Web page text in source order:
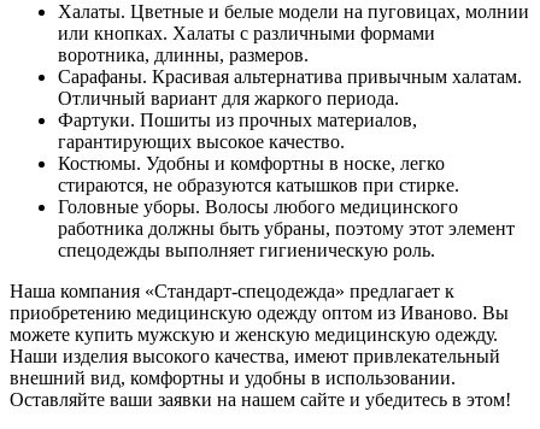
Халаты. Цветные и белые модели на пуговицах, молнии
или кнопках. Халаты с различными формами
воротника, длинны, размеров.
Сарафаны. Красивая альтернатива привычным халатам.
Отличный вариант для жаркого периода.
Фартуки. Пошиты из прочных материалов,
гарантирующих высокое качество.
Костюмы. Удобны и комфортны в носке, легко
стираются, не образуются катышков при стирке.
Головные уборы. Волосы любого медицинского
работника должны быть убраны, поэтому этот элемент
спецодежды выполняет гигиеническую роль.
Наша компания «Стандарт-спецодежда» предлагает к
приобретению медицинскую одежду оптом из Иваново. Вы
можете купить мужскую и женскую медицинскую одежду.
Наши изделия высокого качества, имеют привлекательный
внешний вид, комфортны и удобны в использовании.
Оставляйте ваши заявки на нашем сайте и убедитесь в этом!